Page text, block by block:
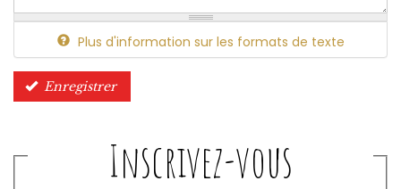
Plus d'information sur les formats de texte
Enregistrer
Inscrivez-vous